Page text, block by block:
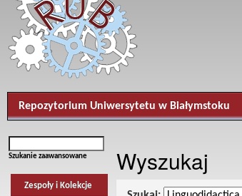
Repozytorium Uniwersytetu w Białymstoku
Szukanie zaawansowane
Zespoły i Kolekcje
Wyszukaj